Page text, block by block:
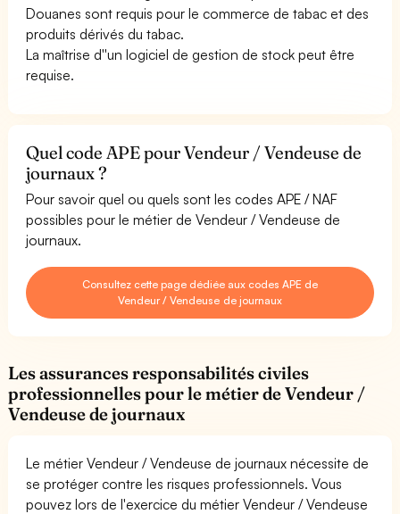
Douanes sont requis pour le commerce de tabac et des
produits dérivés du tabac.
La maîtrise d''un logiciel de gestion de stock peut être
requise.
Quel code APE pour Vendeur / Vendeuse de
journaux ?
Pour savoir quel ou quels sont les codes APE / NAF
possibles pour le métier de Vendeur / Vendeuse de
journaux.
Consultez cette page dédiée aux codes APE de
Vendeur / Vendeuse de journaux
Les assurances responsabilités civiles
professionnelles pour le métier de Vendeur /
Vendeuse de journaux
Le métier Vendeur / Vendeuse de journaux nécessite de
se protéger contre les risques professionnels. Vous
pouvez lors de l'exercice du métier Vendeur / Vendeuse